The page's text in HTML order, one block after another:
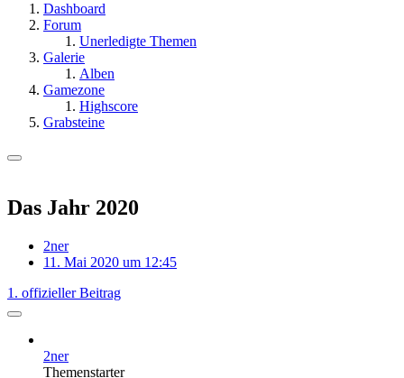
Dashboard
Forum
Unerledigte Themen
Galerie
Alben
Gamezone
Highscore
Grabsteine
Das Jahr 2020
2ner
11. Mai 2020 um 12:45
1. offizieller Beitrag
2ner
Themenstarter